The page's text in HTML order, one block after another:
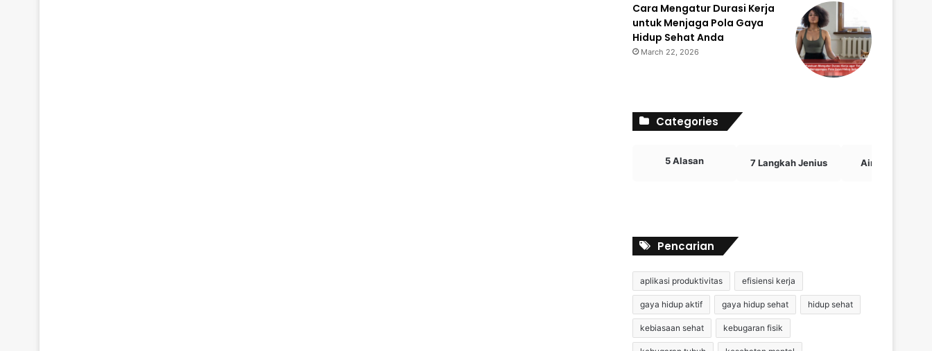
Cara Mengatur Durasi Kerja
untuk Menjaga Pola Gaya
Hidup Sehat Anda
March 22, 2026
Categories
5 Alasan 7 Langkah Jenius Airdrop Crypto
Pencarian
aplikasi produktivitas efisiensi kerja
gaya hidup aktif gaya hidup sehat hidup sehat
kebiasaan sehat kebugaran fisik